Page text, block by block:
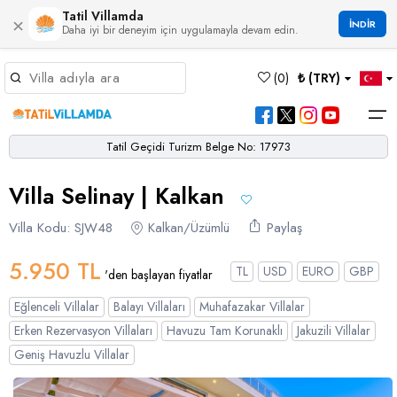
× Tatil Villamda
Daha iyi bir deneyim için uygulamayla devam edin. İNDİR
(0) ₺ (TRY)
Hakkımızda
Bölgeler
Bölgeler
Bodrum
Turgutreis
Çeşme
Alaçatı
Germiyan
Dalaman
Dalyan
Çalış
Çamköy
Çatalarık
Çiftlik
Eldirek
Bornova
Akbel
Bezirgan
Çavdır
Çayköy
Hacıoğlan
Ağullu
Bayındır
Çukurbağ
Gökçeören
Gökseki
Çamlı
Selimiye
Boğaziçi
Eşen
Karadere
Yakabağ
Villa Seçeneklerimiz
Villa Seçeneklerimiz
Balayı Villaları
Çift Jakuzili Villalar
Çocuk Havuzlu Villalar
Çocuk Oyun Alanı Olan Villalar
Blog
Tatil Geçidi Turizm Belge No: 17973
Villa Selinay | Kalkan
Villa Kodu: SJW48 Kalkan/Üzümlü Paylaş
5.950 TL 'den başlayan fiyatlar TL USD EURO
GBP
Eğlenceli Villalar
Balayı Villaları
Muhafazakar Villalar
Erken Rezervasyon Villaları
Havuzu Tam Korunaklı
Jakuzili Villalar
Geniş Havuzlu Villalar
Dil Seçiniz
German Italian Russian
Kur Seçiniz
Türk Lirası
TRY- TL
EURO
EUR- € USD
GBP - £
Favorilerim
Müsaitlik Takvimi
Müsaitlik Takvimi >